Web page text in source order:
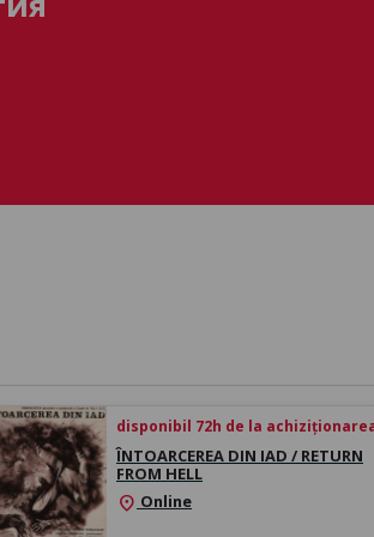
disponibil 72h de la
ÎNTOARCEREA DIN IAD / RETURN
FROM HELL
location_on Online